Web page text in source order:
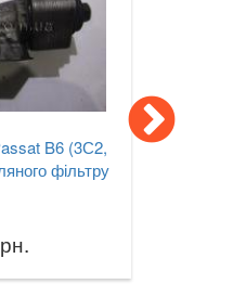
B6 (3С2,
фільтру